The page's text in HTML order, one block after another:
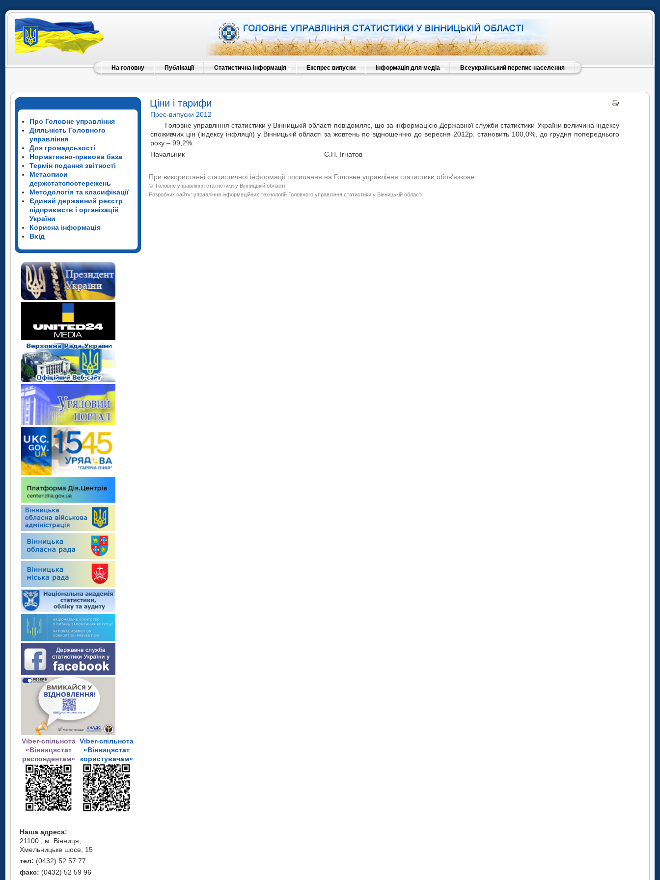
На головну Публікації Статистична інформація Експрес випуски Інформація для медіа Всеукраїнський перепис населення
Про Головне управління
Діяльність Головного
управління
Для громадськості
Нормативно-правова база
Термін подання звітності
Метаописи
держстатспостережень
Методологія та класифікації
Єдиний державний реєстр
підприємств і організацій
України
Корисна інформація
Вхід
Viber-спільнота
«Вінницястат
респондентам»
Viber-спільнота
«Вінницястат
користувачам»
Наша адреса:
21100 , м. Вінниця,
Хмельницьке шосе, 15
тел: (0432) 52 57 77
факс: (0432) 52 59 96
Ціни і тарифи
Прес-випуски 2012
Головне управління статистики у Вінницькій області повідомляє, що за інформацією Державної служби статистики України величина індексу
споживчих цін (індексу інфляції) у Вінницькій області за жовтень по відношенню до вересня 2012р. становить 100,0%, до грудня попереднього
року – 99,2%.
Начальник С.Н. Ігнатов
При використанні статистичної інформації посилання на Головне управління статистики обов'язкове
© Головне управління статистики у Вінницькій області
Розробник сайту: управління інформаційних технологій Головного управління статистики у Вінницькій області